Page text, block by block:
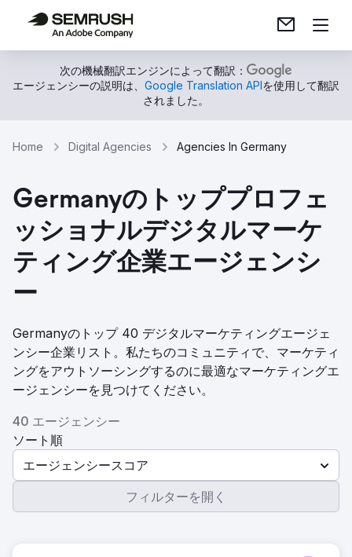
次の機械翻訳エンジンによって翻訳：
エージェンシーの説明は、 Google Translation APIを使用して翻訳
されました。
Home Digital Agencies Agencies In Germany
Germanyのトッププロフェ
ッショナルデジタルマーケ
ティング企業エージェンシ
ー
Germanyのトップ 40 デジタルマーケティングエージェ
ンシー企業リスト。私たちのコミュニティで、マーケティ
ングをアウトソーシングするのに最適なマーケティングエ
ージェンシーを見つけてください。
40 エージェンシー
ソート順
エージェンシースコア
フィルターを開く